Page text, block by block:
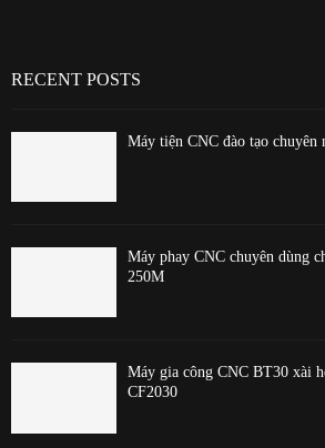
RECENT POSTS
Máy tiện CNC đào tạo chuyên
Máy phay CNC chuyên dùng
250M
Máy gia công CNC BT30 xài
CF2030